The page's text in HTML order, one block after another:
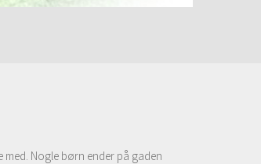
med. Nogle børn ender på gaden